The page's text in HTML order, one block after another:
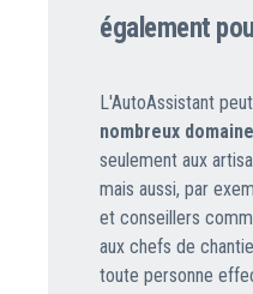
également
L'AutoAssistant
nombreux
seulement aux
mais aussi, par
et conseillers
aux chefs de
toute personne